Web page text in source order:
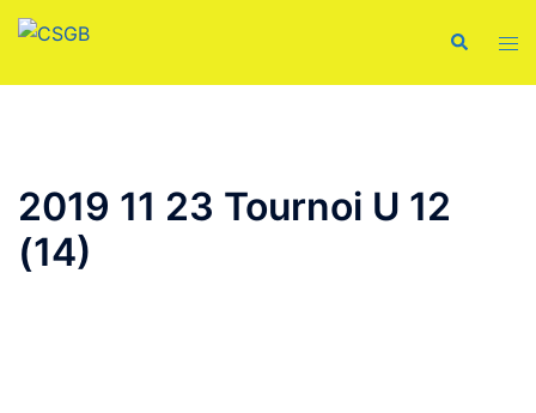
Aller
2019 11 23 Tournoi U 12
(14)